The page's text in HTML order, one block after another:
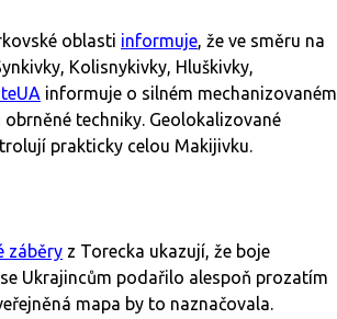
oblasti informuje, že ve směru na
Kolisnykivky, Hluškivky,
informuje o silném mechanizovaném
techniky. Geolokalizované
prakticky celou Makijivku.
záběry z Torecka ukazují, že boje
Ukrajincům podařilo alespoň prozatím
mapa by to naznačovala.